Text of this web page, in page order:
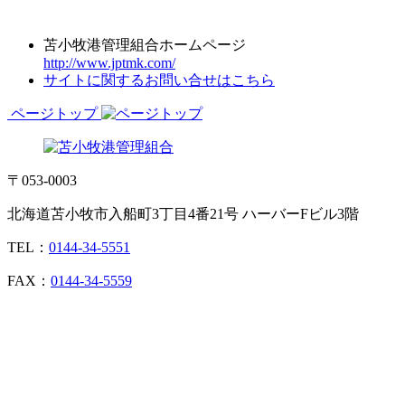
苫小牧港管理組合ホームページ
http://www.jptmk.com/
サイトに関するお問い合せはこちら
ページトップ
〒053-0003
北海道苫小牧市入船町3丁目4番21号 ハーバーFビル3階
TEL： 0144-34-5551
FAX： 0144-34-5559